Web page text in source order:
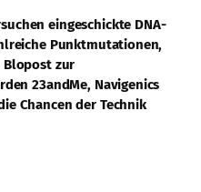
eingeschickte DNA-
Punktmutationen,
Blopost zur
23andMe, Navigenics
Chancen der Technik